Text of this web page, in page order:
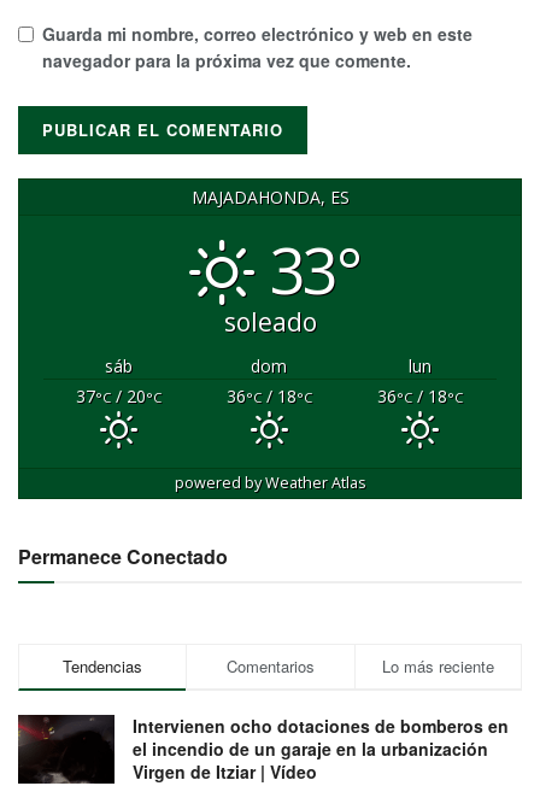
Guarda mi nombre, correo electrónico y web en este
navegador para la próxima vez que comente.
MAJADAHONDA, ES
33°
soleado
sáb dom
lun
37°C/ 20°C 36°C/ 18°C 36°C/ 18°C
powered byWeather Atlas
Permanece Conectado
Tendencias Comentarios Lo más reciente
Intervienen ocho dotaciones de bomberos en
el incendio de un garaje en la urbanización
Virgen de Itziar | Vídeo